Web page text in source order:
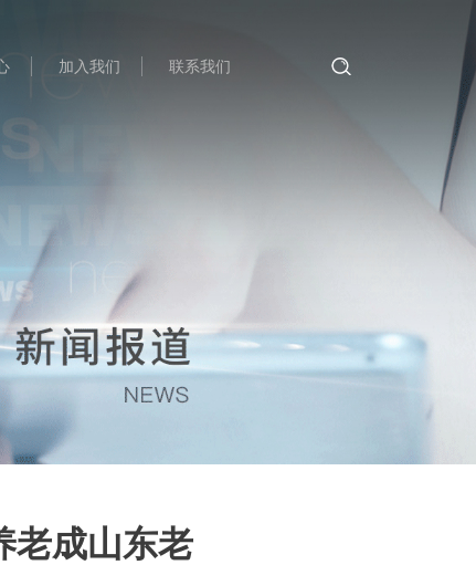
加入我们 联系我们
老成山东老